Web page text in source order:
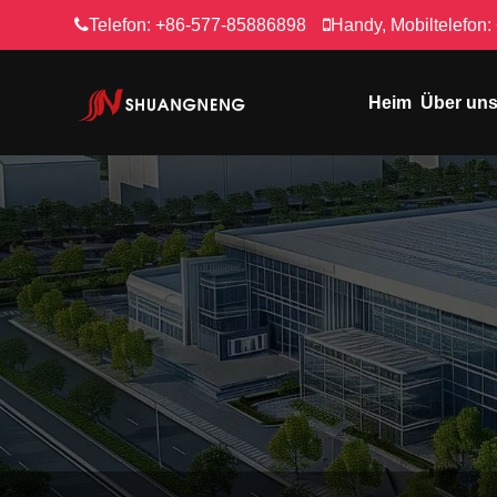
Telefon:+86-577-85886898 Handy, Mobiltelefon:
Heim Über uns